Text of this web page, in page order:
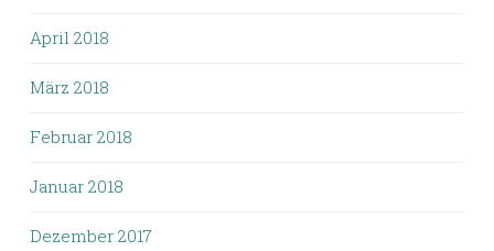
April 2018
März 2018
Februar 2018
Januar 2018
Dezember 2017